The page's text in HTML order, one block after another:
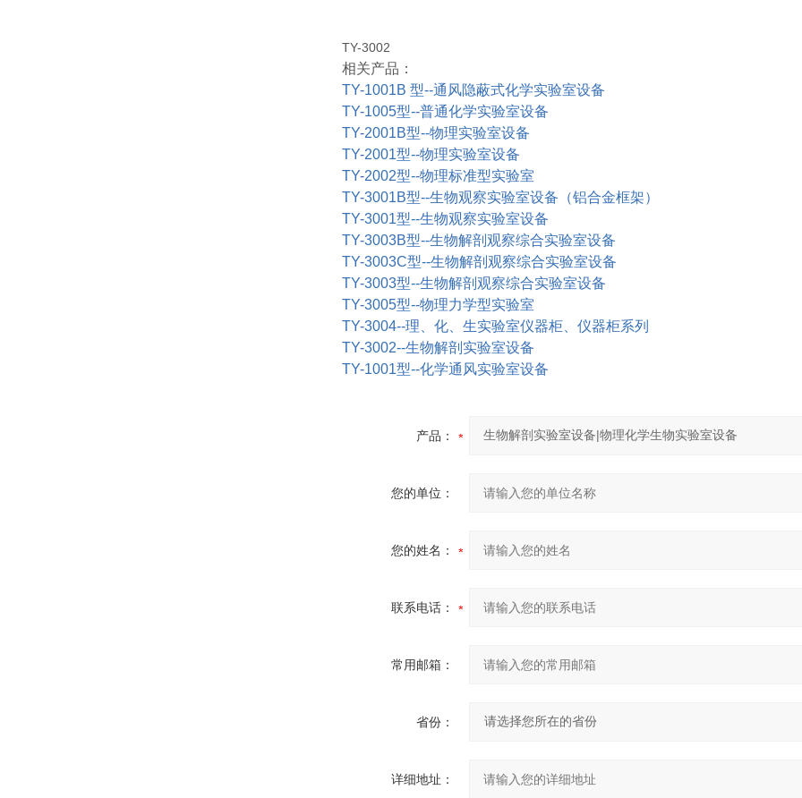
TY-3002
相关产品：
TY-1001B 型--通风隐蔽式化学实验室设备
TY-1005型--普通化学实验室设备
TY-2001B型--物理实验室设备
TY-2001型--物理实验室设备
TY-2002型--物理标准型实验室
TY-3001B型--生物观察实验室设备（铝合金框架）
TY-3001型--生物观察实验室设备
TY-3003B型--生物解剖观察综合实验室设备
TY-3003C型--生物解剖观察综合实验室设备
TY-3003型--生物解剖观察综合实验室设备
TY-3005型--物理力学型实验室
TY-3004--理、化、生实验室仪器柜、仪器柜系列
TY-3002--生物解剖实验室设备
TY-1001型--化学通风实验室设备
产品：
您的单位：
您的姓名：
联系电话：
常用邮箱：
省份：
详细地址：